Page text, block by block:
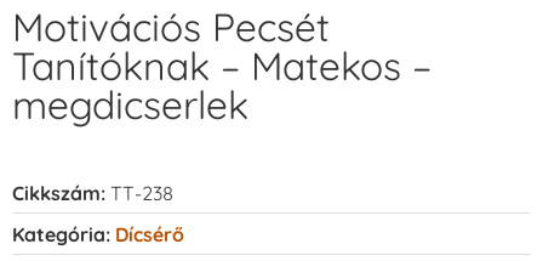
Motivációs Pecsét
Tanítóknak – Matekos –
megdicserlek
Cikkszám: TT-238
Kategória: Dícsérő